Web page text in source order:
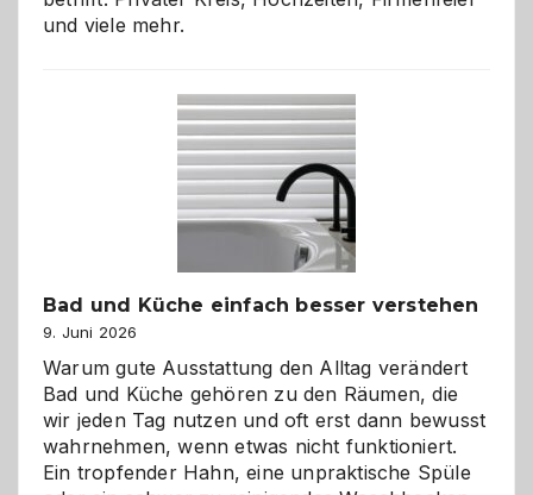
und viele mehr.
Bad und Küche einfach besser verstehen
9. Juni 2026
Warum gute Ausstattung den Alltag verändert
Bad und Küche gehören zu den Räumen, die
wir jeden Tag nutzen und oft erst dann bewusst
wahrnehmen, wenn etwas nicht funktioniert.
Ein tropfender Hahn, eine unpraktische Spüle